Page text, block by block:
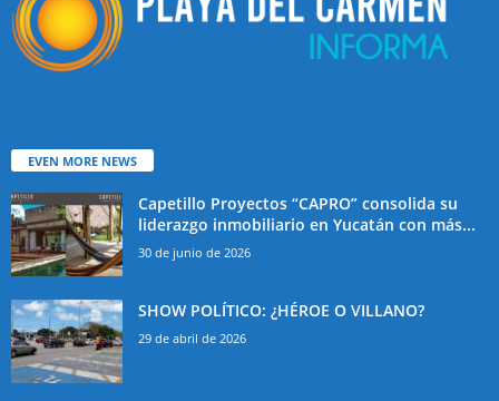
EVEN MORE NEWS
Capetillo Proyectos “CAPRO” consolida su
liderazgo inmobiliario en Yucatán con más...
30 de junio de 2026
SHOW POLÍTICO: ¿HÉROE O VILLANO?
29 de abril de 2026